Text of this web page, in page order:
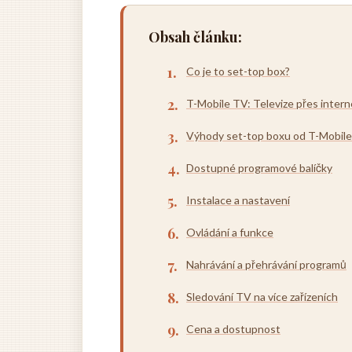
Obsah článku:
Co je to set-top box?
T-Mobile TV: Televize přes
Výhody set-top boxu od T-Mobile
Dostupné programové balíčky
Instalace a nastavení
Ovládání a funkce
Nahrávání a přehrávání programů
Sledování TV na více zařízeních
Cena a dostupnost